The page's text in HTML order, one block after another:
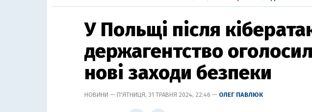
У Польщі після
держагентство
нові заходи безпеки
НОВИНИ — П'ЯТНИЦЯ, 31 ТРАВНЯ 2024, 22:46 — ОЛЕГ ПАВЛЮК